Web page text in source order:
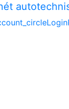
Login